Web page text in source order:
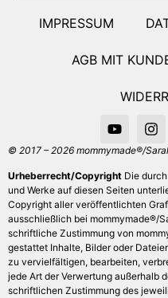
IMPRESSUM
AGB MIT
© 2017 – 2026 mommymade®/
Urheberrecht/Copyright Die
und Werke auf diesen Seiten
Copyright aller veröffentlichten
ausschließlich bei mommymade®/
schriftliche Zustimmung von
gestattet Inhalte, Bilder oder
zu vervielfältigen, bearbeiten,
jede Art der Verwertung außerhalb
schriftlichen Zustimmung des